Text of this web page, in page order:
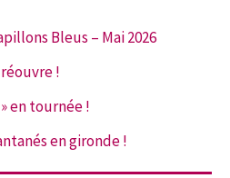
Bleus – Mai 2026
!
en tournée !
en gironde !